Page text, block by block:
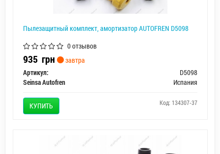
Пылезащитный комплект, амортизатор AUTOFREN D5098
0 отзывов
935 грн
завтра
Артикул:
D5098
Seinsa Autofren
Испания
КУПИТЬ Код: 134307-37